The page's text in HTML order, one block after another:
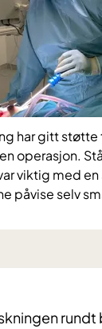
har gitt
operasjon.
viktig med en
påvise selv
rundt